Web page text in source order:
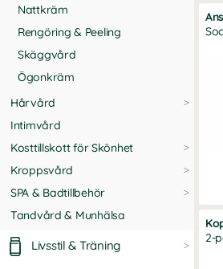
Nattkräm
Rengöring & Peeling
Skäggvård
Ögonkräm
Hårvård
Intimvård
Kosttillskott för Skönhet
Kroppsvård
SPA & Badtillbehör
Tandvård & Munhälsa
Livsstil & Träning
2-